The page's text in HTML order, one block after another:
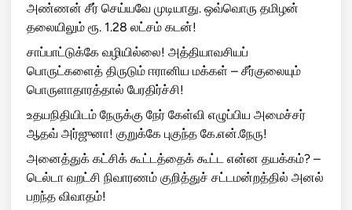
அண்ணன் சீர் செய்யவே முடியாது. ஒவ்வொரு தமிழன்
தலையிலும் ரூ. 1.28 லட்சம் கடன்!
சாப்பாட்டுக்கே வழியில்லை! அத்தியாவசியப்
பொருட்களைத் திருடும் ஈரானிய மக்கள் – சீர்குலையும்
பொருளாதாரத்தால் பேரதிர்ச்சி!
உதயநிதியிடம் நேருக்கு நேர் கேள்வி எழுப்பிய அமைச்சர்
ஆதவ் அர்ஜுனா! குறுக்கே புகுந்த கே.என்.நேரு!
அனைத்துக் கட்சிக் கூட்டத்தைக் கூட்ட என்ன தயக்கம்? –
டெல்டா வறட்சி நிவாரணம் குறித்துச் சட்டமன்றத்தில் அனல்
பறந்த விவாதம்!